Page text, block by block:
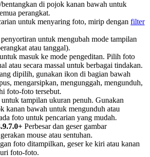
di pojok kanan bawah untuk
perangkat.
untuk menyaring foto, mirip dengan filter
untuk mengubah mode tampilan
atau tanggal).
untuk masuk ke mode pengeditan. Pilih foto
atau secara massal untuk berbagai tindakan.
dipilih, gunakan ikon di bagian bawah
mengarsipkan, mengunggah, mengunduh,
foto-foto tersebut.
tampilan ukuran penuh. Gunakan
kanan bawah untuk mengunduh atau
foto untuk pencarian yang mudah.
Perbesar dan geser gambar
mouse atau sentuhan.
foto ditampilkan, geser ke kiri atau kanan
foto-foto.